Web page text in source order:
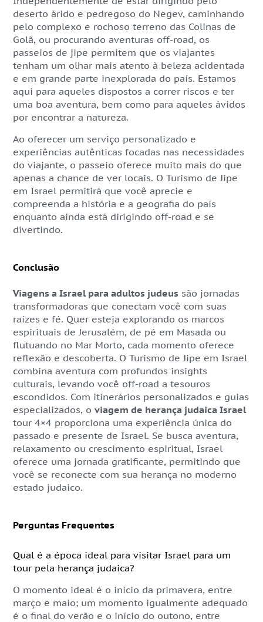
deserto árido e pedregoso do Negev, caminhando
pelo complexo e rochoso terreno das Colinas de
Golã, ou procurando aventuras off-road, os
passeios de jipe permitem que os viajantes
tenham um olhar mais atento à beleza acidentada
e em grande parte inexplorada do país. Estamos
aqui para aqueles dispostos a correr riscos e ter
uma boa aventura, bem como para aqueles ávidos
por encontrar a natureza.
Ao oferecer um serviço personalizado e
experiências autênticas focadas nas necessidades
do viajante, o passeio oferece muito mais do que
apenas a chance de ver locais. O Turismo de Jipe
em Israel permitirá que você aprecie e
compreenda a história e a geografia do país
enquanto ainda está dirigindo off-road e se
divertindo.
Conclusão
Viagens a Israel para adultos judeus são jornadas
transformadoras que conectam você com suas
raízes e fé. Quer esteja explorando os marcos
espirituais de Jerusalém, de pé em Masada ou
flutuando no Mar Morto, cada momento oferece
reflexão e descoberta. O Turismo de Jipe em Israel
combina aventura com profundos insights
culturais, levando você off-road a tesouros
escondidos. Com itinerários personalizados e guias
especializados, o viagem de herança judaica Israel
tour 4×4 proporciona uma experiência única do
passado e presente de Israel. Se busca aventura,
relaxamento ou crescimento espiritual, Israel
oferece uma jornada gratificante, permitindo que
você se reconecte com sua herança no moderno
estado judaico.
Perguntas Frequentes
Qual é a época ideal para visitar Israel para um
tour pela herança judaica?
O momento ideal é o início da primavera, entre
março e maio; um momento igualmente adequado
é o final do verão e o início do outono, entre